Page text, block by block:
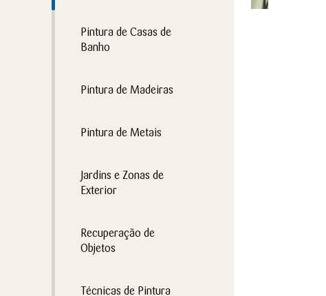
Pintura de Casas de
Banho
Pintura de Madeiras
Pintura de Metais
Jardins e Zonas de
Exterior
Recuperação de
Objetos
Técnicas de Pintura